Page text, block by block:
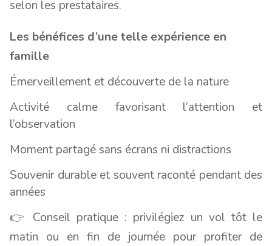
selon les prestataires.
Les bénéfices d’une telle expérience en
famille
Émerveillement et découverte de la nature
Activité calme favorisant l’attention et
l’observation
Moment partagé sans écrans ni distractions
Souvenir durable et souvent raconté pendant des
années
👉 Conseil pratique : privilégiez un vol tôt le
matin ou en fin de journée pour profiter de